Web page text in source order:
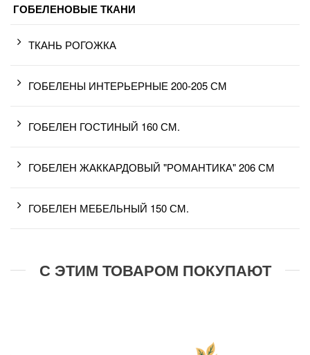
ГОБЕЛЕНОВЫЕ ТКАНИ
ТКАНЬ РОГОЖКА
ГОБЕЛЕНЫ ИНТЕРЬЕРНЫЕ 200-205 СМ
ГОБЕЛЕН ГОСТИНЫЙ 160 СМ.
ГОБЕЛЕН ЖАККАРДОВЫЙ "РОМАНТИКА" 206 СМ
ГОБЕЛЕН МЕБЕЛЬНЫЙ 150 СМ.
С ЭТИМ ТОВАРОМ ПОКУПАЮТ